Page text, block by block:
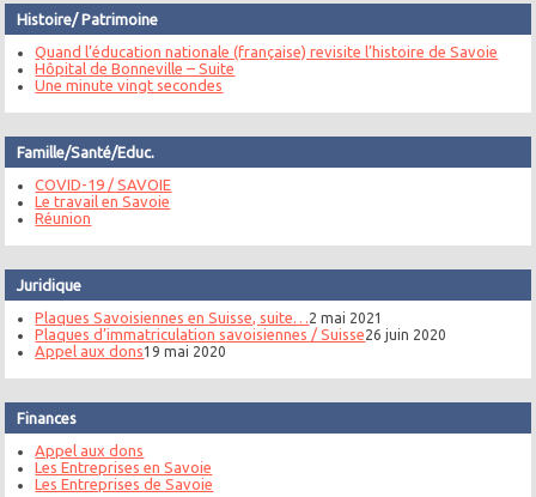
Histoire/ Patrimoine
Quand l’éducation nationale (française) revisite l’histoire de Savoie
Hôpital de Bonneville – Suite
Une minute vingt secondes
Famille/Santé/Educ.
COVID-19 / SAVOIE
Le travail en Savoie
Réunion
Juridique
Plaques Savoisiennes en Suisse, suite… 2 mai 2021
Plaques d’immatriculation savoisiennes / Suisse26 juin 2020
Appel aux dons19 mai 2020
Finances
Appel aux dons
Les Entreprises en Savoie
Les Entreprises de Savoie